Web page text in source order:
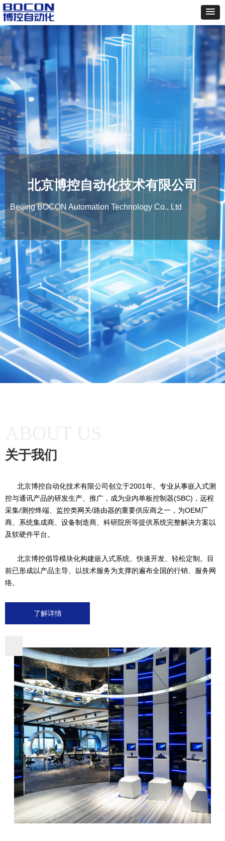
北京博控自动化技术有限公司
Beijing BOCON Automation Technology Co., Ltd
关于我们
北京博控自动化技术有限公司创立于2001年。专业从事嵌入式测
控与通讯产品的研发生产、推广，成为业内单板控制器(SBC)，远程
采集/测控终端、监控类网关/路由器的重要供应商之一，为OEM厂
商、系统集成商、设备制造商、科研院所等提供系统完整解决方案以
及软硬件平台。
北京博控倡导模块化构建嵌入式系统、快速开发、轻松定制。目
前已形成以产品主导、以技术服务为支撑的遍布全国的行销、服务网
络。
了解详情